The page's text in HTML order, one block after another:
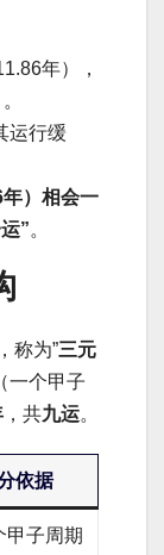
年），
运行缓
）相会一
”。
称为”三元
（一个甲子
，共九运。
依据
甲子周期